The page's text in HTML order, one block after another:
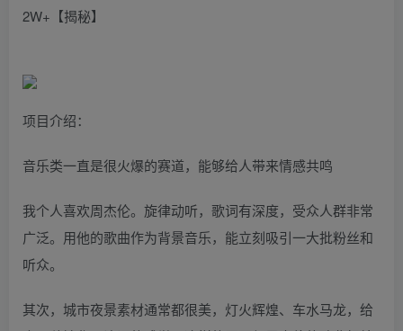
2W+【揭秘】
项目介绍：
音乐类一直是很火爆的赛道，能够给人带来情感共鸣
我个人喜欢周杰伦。旋律动听，歌词有深度，受众人群非常
广泛。用他的歌曲作为背景音乐，能立刻吸引一大批粉丝和
听众。
其次，城市夜景素材通常都很美，灯火辉煌、车水马龙，给